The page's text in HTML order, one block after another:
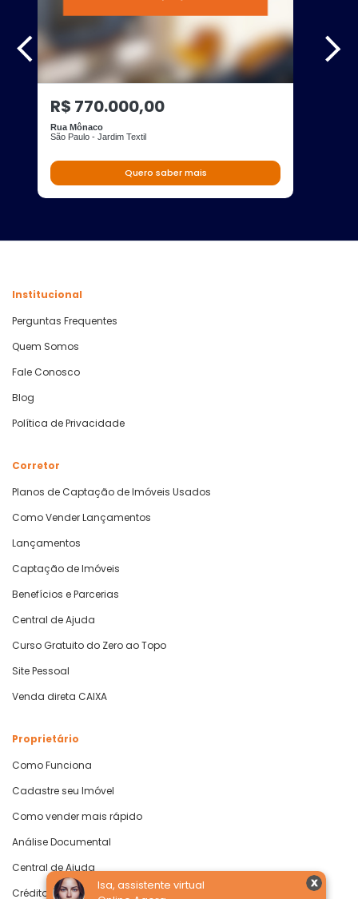
R$ 770.000,00
Rua Mônaco
São Paulo - Jardim Textil
Quero saber mais
Isa, assistente virtual
Institucional
Perguntas Frequentes
Quem Somos
Fale Conosco
Blog
Política de Privacidade
Corretor
Planos de Captação de Imóveis Usados
Como Vender Lançamentos
Lançamentos
Captação de Imóveis
Benefícios e Parcerias
Central de Ajuda
Curso Gratuito do Zero ao Topo
Site Pessoal
Venda direta CAIXA
Proprietário
Como Funciona
Cadastre seu Imóvel
Como vender mais rápido
Análise Documental
Central de Ajuda
Crédito com Garantia de Imóvel